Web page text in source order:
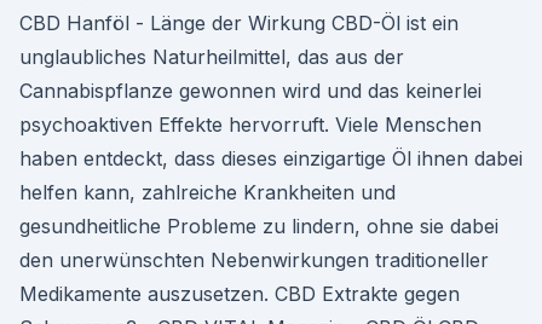
CBD Hanföl - Länge der Wirkung CBD-Öl ist ein
unglaubliches Naturheilmittel, das aus der
Cannabispflanze gewonnen wird und das keinerlei
psychoaktiven Effekte hervorruft. Viele Menschen
haben entdeckt, dass dieses einzigartige Öl ihnen dabei
helfen kann, zahlreiche Krankheiten und
gesundheitliche Probleme zu lindern, ohne sie dabei
den unerwünschten Nebenwirkungen traditioneller
Medikamente auszusetzen. CBD Extrakte gegen